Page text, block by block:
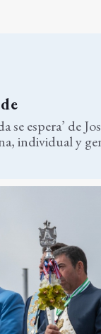
se espera’ de
individual y